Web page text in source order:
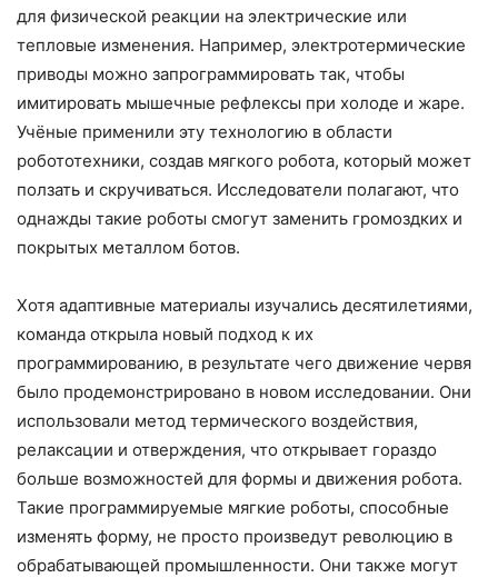
для физической реакции на электрические или
тепловые изменения. Например, электротермические
приводы можно запрограммировать так, чтобы
имитировать мышечные рефлексы при холоде и жаре.
Учёные применили эту технологию в области
робототехники, создав мягкого робота, который может
ползать и скручиваться. Исследователи полагают, что
однажды такие роботы смогут заменить громоздких и
покрытых металлом ботов.
Хотя адаптивные материалы изучались десятилетиями,
команда открыла новый подход к их
программированию, в результате чего движение червя
было продемонстрировано в новом исследовании. Они
использовали метод термического воздействия,
релаксации и отверждения, что открывает гораздо
больше возможностей для формы и движения робота.
Такие программируемые мягкие роботы, способные
изменять форму, не просто произведут революцию в
обрабатывающей промышленности. Они также могут